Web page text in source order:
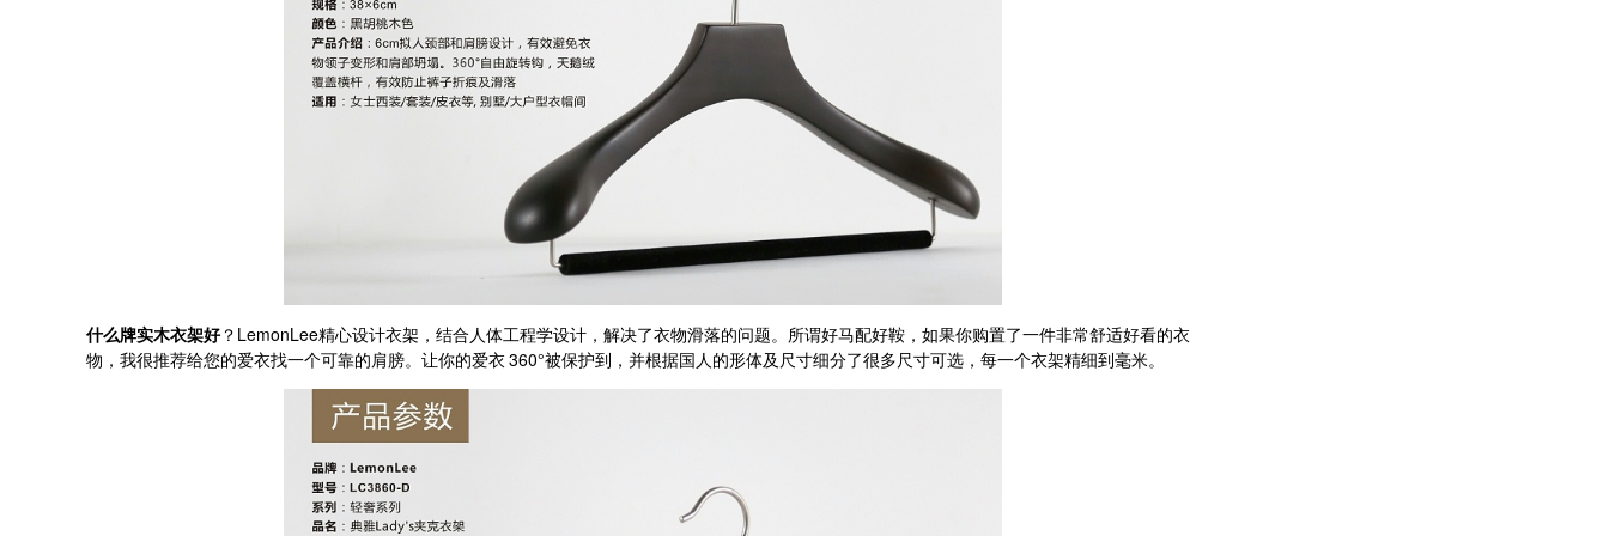
什么牌实木衣架好？ LemonLee精心设计衣架，结合人体工程学设计，解决了衣物滑落的问题。所谓好马配好鞍，如果你购置了一件非常舒适好看的衣
物，我很推荐给您的爱衣找一个可靠的肩膀。让你的爱衣 360°被保护到，并根据国人的形体及尺寸细分了很多尺寸可选，每一个衣架精细到毫米。